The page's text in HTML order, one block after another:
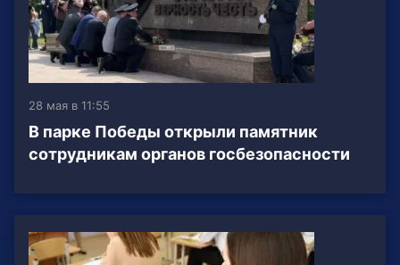
28 мая в 11:55
В парке Победы открыли памятник
сотрудникам органов госбезопасности